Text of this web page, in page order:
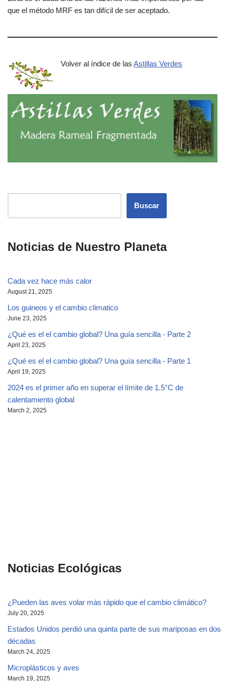
que el método MRF es tan difícil de ser aceptado.
Volver al índice de las Astillas Verdes
Buscar
Noticias de Nuestro Planeta
Cada vez hace más calor
August 21, 2025
Los guineos y el cambio climatico
June 23, 2025
¿Qué es el el cambio global? Una guía sencilla - Parte 2
April 23, 2025
¿Qué es el el cambio global? Una guía sencilla - Parte 1
April 19, 2025
2024 es el primer año en superar el límite de 1.5°C de
calentamiento global
March 2, 2025
Noticias Ecológicas
¿Pueden las aves volar más rápido que el cambio climático?
July 20, 2025
Estados Unidos perdió una quinta parte de sus mariposas en dos
décadas
March 24, 2025
Microplásticos y aves
March 19, 2025